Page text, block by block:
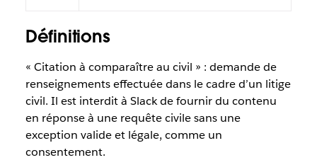
Définitions
« Citation à comparaître au civil » : demande de
renseignements effectuée dans le cadre d’un litige
civil. Il est interdit à Slack de fournir du contenu
en réponse à une requête civile sans une
exception valide et légale, comme un
consentement.